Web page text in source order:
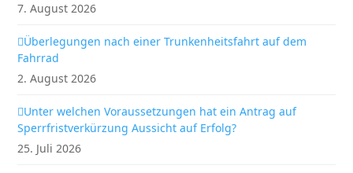
7. August 2026
Überlegungen nach einer Trunkenheitsfahrt auf dem
Fahrrad
2. August 2026
Unter welchen Voraussetzungen hat ein Antrag auf
Sperrfristverkürzung Aussicht auf Erfolg?
25. Juli 2026